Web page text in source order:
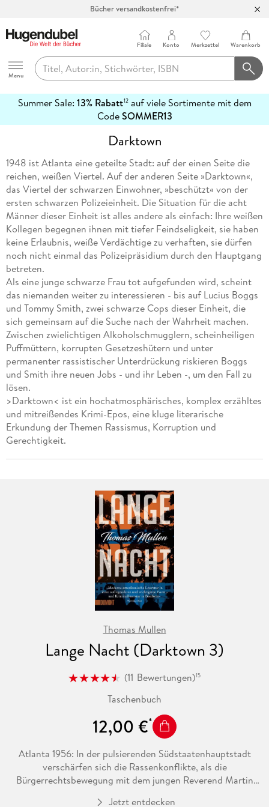
Bücher versandkostenfrei*
Abholung in über 100 Filialen
Hugendubel
Menu
Filiale Konto Merkzettel Warenkorb
Summer Sale: 13% Rabatt12auf viele Sortimente mit dem
CodeSOMMER13
erfahren
Darktown
1948 ist Atlanta eine geteilte Stadt: auf der einen Seite die
reichen, weißen Viertel. Auf der anderen Seite »Darktown«,
das Viertel der schwarzen Einwohner, »beschützt« von der
ersten schwarzen Polizeieinheit. Die Situation für die acht
Männer dieser Einheit ist alles andere als einfach: Ihre weißen
Kollegen begegnen ihnen mit tiefer Feindseligkeit, sie haben
keine Erlaubnis, weiße Verdächtige zu verhaften, sie dürfen
noch nicht einmal das Polizeipräsidium durch den Hauptgang
betreten.
Als eine junge schwarze Frau tot aufgefunden wird, scheint
das niemanden weiter zu interessieren - bis auf Lucius Boggs
und Tommy Smith, zwei schwarze Cops dieser Einheit, die
sich gemeinsam auf die Suche nach der Wahrheit machen.
Zwischen zwielichtigen Alkoholschmugglern, scheinheiligen
Puffmüttern, korrupten Gesetzeshütern und unter
permanenter rassistischer Unterdrückung riskieren Boggs
und Smith ihre neuen Jobs - und ihr Leben -, um den Fall zu
lösen.
>Darktown< ist ein hochatmosphärisches, komplex erzähltes
und mitreißendes Krimi-Epos, eine kluge literarische
Erkundung der Themen Rassismus, Korruption und
Gerechtigkeit.
Thomas Mullen
Lange Nacht (Darktown 3)
(11 Bewertungen)15
Taschenbuch
12,00 €
Atlanta 1956: In der pulsierenden Südstaatenhauptstadt
verschärfen sich die Rassenkonflikte, als die
Bürgerrechtsbewegung mit dem jungen Reverend Martin
Jetzt entdecken